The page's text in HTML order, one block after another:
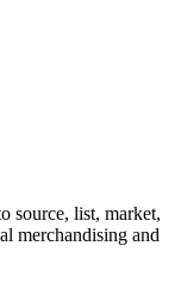
source, list, market,
merchandising and